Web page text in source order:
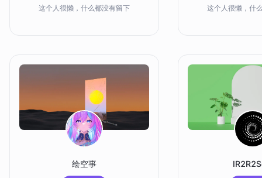
这个人很懒，什么都没有留下 这个人很懒，什
绘空事